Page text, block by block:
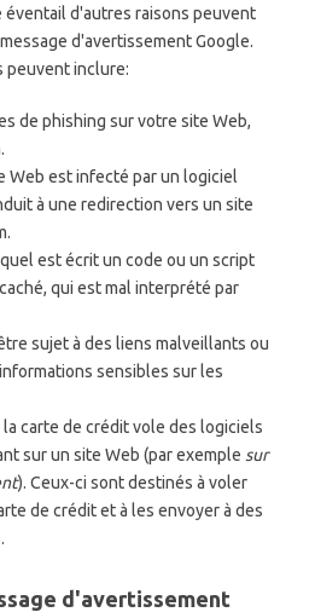
éventail d'autres raisons peuvent
d'avertissement Google.
peuvent inclure:
de phishing sur votre site Web,
Web est infecté par un logiciel
à une redirection vers un site
est écrit un code ou un script
qui est mal interprété par
sujet à des liens malveillants ou
sensibles sur les
carte de crédit vole des logiciels
sur un site Web (par exemple sur
). Ceux-ci sont destinés à voler
de crédit et à les envoyer à des
d'avertissement